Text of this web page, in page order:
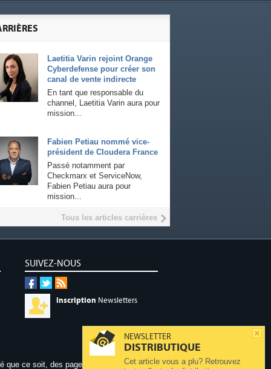
NEWSLETTER
DISTRIBUTIQUE
Cet article vous a plu? Retrouvez
Laetitia Varin rejoint Orange
Cyberdefense pour créer son
canal de vente indirecte
En tant que responsable du
channel, Laetitia Varin aura pour
mission...
Fabien Petiau nommé vice-
président de Cloudera France
Passé notamment par
Checkmarx et ServiceNow,
Fabien Petiau aura pour
mission...
Tous les articles carrières
SUIVEZ-NOUS
Inscription Newsletters
que ce soit, des pages publiées sur ce site,